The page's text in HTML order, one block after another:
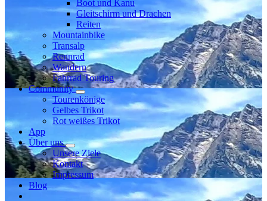
Boot und Kanu
Gleitschirm und Drachen
Reiten
Mountainbike
Transalp
Rennrad
Wandern
Fahrrad Touring
Community
Tourenkönige
Gelbes Trikot
Rot weißes Trikot
App
Über uns
Unsere Ziele
Kontakt
Impressum
Blog